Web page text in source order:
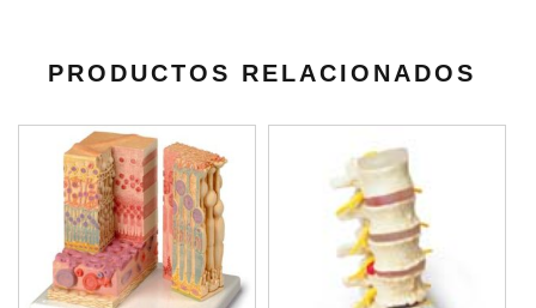
PRODUCTOS RELACIONADOS